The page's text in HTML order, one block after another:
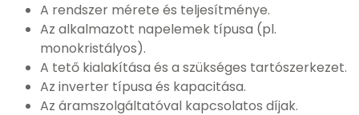
A rendszer mérete és teljesítménye.
Az alkalmazott napelemek típusa (pl.
monokristályos).
A tető kialakítása és a szükséges tartószerkezet.
Az inverter típusa és kapacitása.
Az áramszolgáltatóval kapcsolatos díjak.